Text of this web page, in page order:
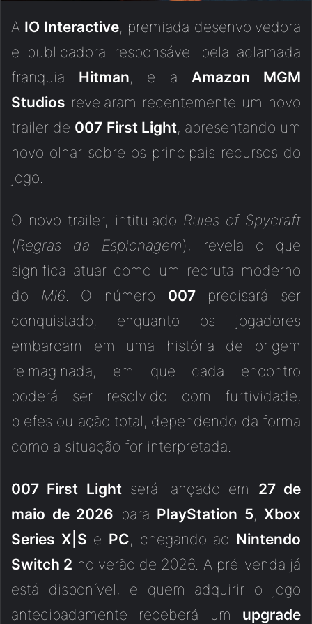
A IO Interactive, premiada desenvolvedora
e publicadora responsável pela aclamada
franquia Hitman, e a Amazon MGM
Studios revelaram recentemente um novo
trailer de 007 First Light, apresentando um
novo olhar sobre os principais recursos do
jogo.
O novo trailer, intitulado Rules of Spycraft
(Regras da Espionagem), revela o que
significa atuar como um recruta moderno
do MI6. O número 007precisará ser
conquistado, enquanto os jogadores
embarcam em uma história de origem
reimaginada, em que cada encontro
poderá ser resolvido com furtividade,
blefes ou ação total, dependendo da forma
como a situação for interpretada.
007 First Light será lançado em 27 de
maio de 2026 para PlayStation 5, Xbox
Series X|S e PC, chegando ao Nintendo
Switch 2 no verão de 2026. A pré-venda já
está disponível, e quem adquirir o jogo
antecipadamente receberá um upgrade